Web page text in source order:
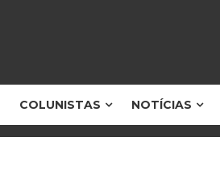
COLUNISTAS NOTÍCIAS